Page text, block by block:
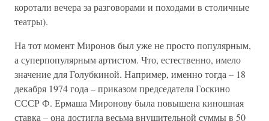
коротали вечера за разговорами и походами в столичные
театры).
На тот момент Миронов был уже не просто популярным,
а суперпопулярным артистом. Что, естественно, имело
значение для Голубкиной. Например, именно тогда – 18
декабря 1974 года – приказом председателя Госкино
СССР Ф. Ермаша Миронову была повышена киношная
ставка – она достигла весьма внушительной суммы в 50